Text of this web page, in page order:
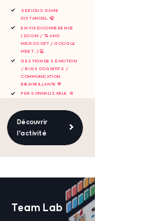
SERIOUS GAME
DISTANCIEL 🎧
EN VISIOCONFÉRENCE
(ZOOM / TEAMS
MICROSOFT / GOOGLE
MEET...) 💻
GESTION DES ÉMOTION
/ BIAIS COGNITIFS /
COMMUNICATION
BIENVEILLANTE 💚
PERSONNALISABLE 🎨
Découvrir
l'activité
Team Lab